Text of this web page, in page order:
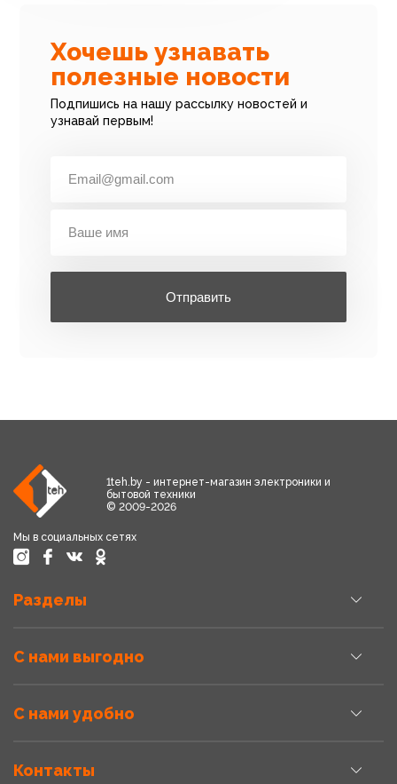
Хочешь узнавать
полезные новости
Подпишись на нашу рассылку новостей и
узнавай первым!
Отправить
1teh.by - интернет-магазин электроники и
бытовой техники
© 2009-2026
Мы в социальных сетях
Разделы
С нами выгодно
С нами удобно
Контакты